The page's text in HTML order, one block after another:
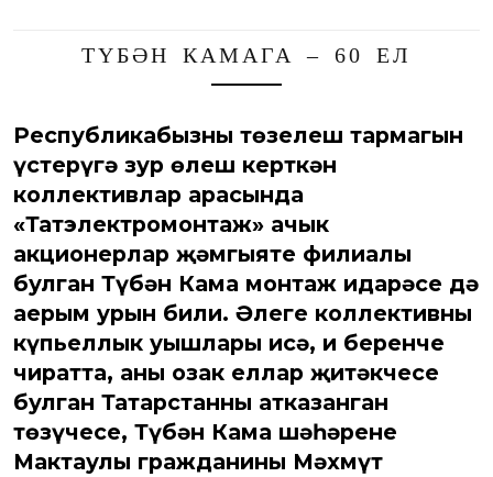
ТҮБӘН КАМАГА – 60 ЕЛ
Республикабызның төзелеш тармагын
үстерүгә зур өлеш керткән
коллективлар арасында
«Татэлектромонтаж» ачык
акционерлар җәмгыяте филиалы
булган Түбән Кама монтаж идарәсе дә
аерым урын били. Әлеге коллективның
күпьеллык уңышлары исә, иң беренче
чиратта, аның озак еллар җитәкчесе
булган Татарстанның атказанган
төзүчесе, Түбән Кама шәһәренең
Мактаулы гражданины Мәхмүт